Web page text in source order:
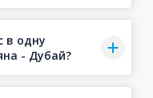
в одну
- Дубай?